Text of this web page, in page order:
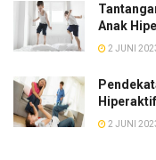
Anak
2 JUNI
Hiperaktif
2 JUNI